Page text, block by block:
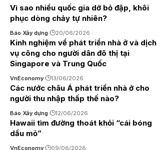
Vì sao nhiều quốc gia dỡ bỏ đập, khôi
phục dòng chảy tự nhiên?
Báo Xây dựng 20/06/2026
Kinh nghiệm về phát triển nhà ở và dịch
vụ công cho người dân đô thị tại
Singapore và Trung Quốc
VnEconomy 13/06/2026
Các nước châu Á phát triển nhà ở cho
người thu nhập thấp thế nào?
Báo Xây dựng 12/06/2026
Hawaii tìm đường thoát khỏi “cái bóng
dầu mỏ”
VnEconomy 09/06/2026